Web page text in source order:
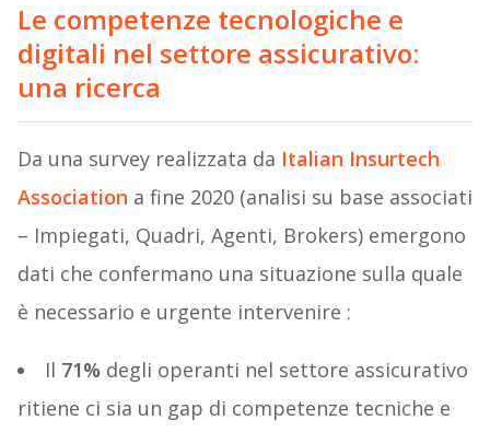
Le competenze tecnologiche e
digitali nel settore assicurativo:
una ricerca
Da una survey realizzata da Italian Insurtech
Association a fine 2020 (analisi su base associati
– Impiegati, Quadri, Agenti, Brokers) emergono
dati che confermano una situazione sulla quale
è necessario e urgente intervenire :
Il 71% degli operanti nel settore assicurativo
ritiene ci sia un gap di competenze tecniche e